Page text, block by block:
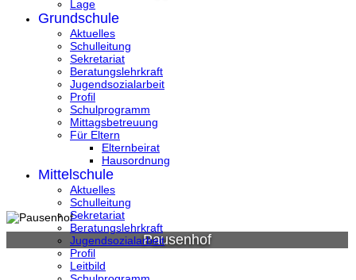
Pausenhof
Lage
Grundschule
Aktuelles
Schulleitung
Sekretariat
Beratungslehrkraft
Jugendsozialarbeit
Profil
Schulprogramm
Mittagsbetreuung
Für Eltern
Elternbeirat
Hausordnung
Mittelschule
Aktuelles
Schulleitung
Sekretariat
Beratungslehrkraft
Jugendsozialarbeit
Profil
Leitbild